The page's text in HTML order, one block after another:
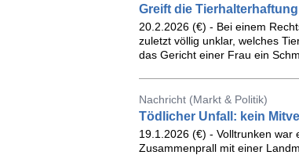
Greift die
20.2.2026 (€) - Bei einem
zuletzt völlig unklar, welches
das Gericht einer Frau ein
Nachricht (Markt & Politik)
Tödlicher Unfall: kein
19.1.2026 (€) - Volltrunken war
Zusammenprall mit einer